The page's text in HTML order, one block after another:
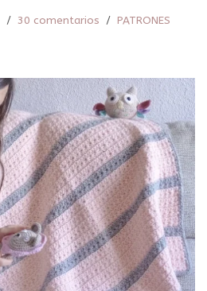
30 comentarios PATRONES